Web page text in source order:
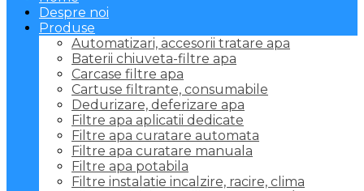
Despre noi
Produse
Automatizari, accesorii tratare apa
Baterii chiuveta-filtre apa
Carcase filtre apa
Cartuse filtrante, consumabile
Dedurizare, deferizare apa
Filtre apa aplicatii dedicate
Filtre apa curatare automata
Filtre apa curatare manuala
Filtre apa potabila
Filtre instalatie incalzire, racire, clima